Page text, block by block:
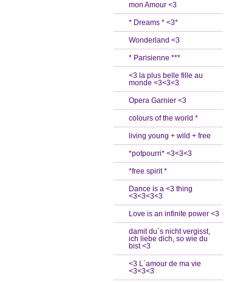
mon Amour <3
* Dreams * <3*
Wonderland <3
* Parisienne ***
<3 la plus belle fille au
monde <3<3<3
Opera Garnier <3
colours of the world *
living young + wild + free
*potpourri* <3<3<3
*free spirit *
Dance is a <3 thing
<3<3<3<3
Love is an infinite power <3
damit du´s nicht vergisst,
ich liebe dich, so wie du
bist <3
<3 L´amour de ma vie
<3<3<3